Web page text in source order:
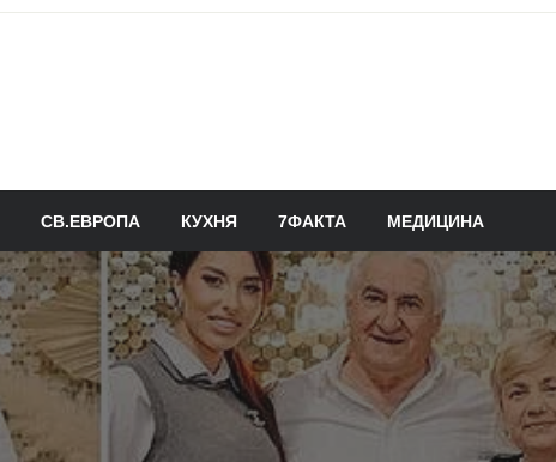
СВ.ЕВРОПА КУХНЯ 7ФАКТА МЕДИЦИНА